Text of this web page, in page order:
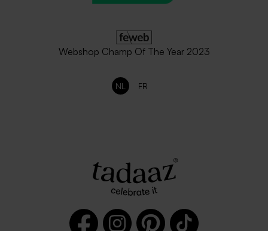
Webshop Champ Of The Year 2023
NL FR